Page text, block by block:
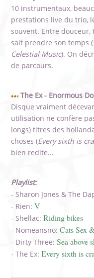
10 instrumentaux,
prestations live du trio,
souvent. Entre
sait prendre son temps
Celestial Music). On
de parcours.
The Ex - Enormous
Disque vraiment
utilisation ne confère
longs) titres des
choses (Every sixth is
bien redite...
Playlist:
- Sharon Jones & The
- Rien:V
- Shellac:Riding bikes
- Nomeansno:Cats Sex
- Dirty Three:Sea above
- The Ex:Every sixth is